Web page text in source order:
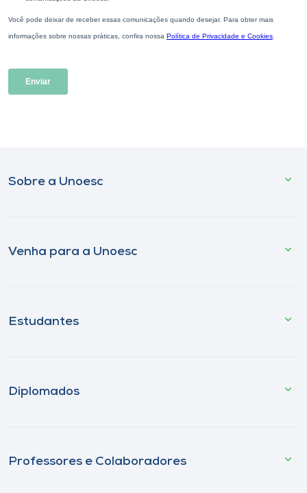
Sobre a Unoesc
Venha para a Unoesc
Estudantes
Diplomados
Professores e Colaboradores